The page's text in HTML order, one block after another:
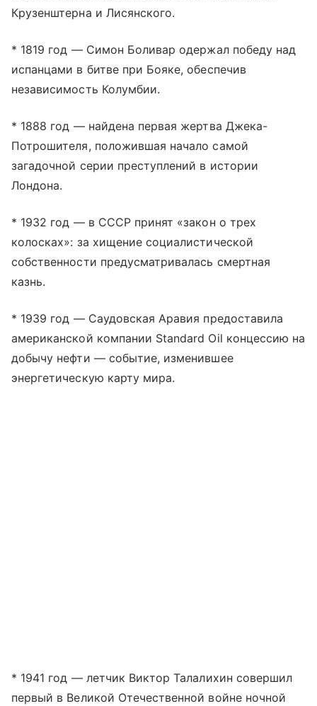
Крузенштерна и Лисянского.
* 1819 год — Симон Боливар одержал победу над
испанцами в битве при Бояке, обеспечив
независимость Колумбии.
* 1888 год — найдена первая жертва Джека-
Потрошителя, положившая начало самой
загадочной серии преступлений в истории
Лондона.
* 1932 год — в СССР принят «закон о трех
колосках»: за хищение социалистической
собственности предусматривалась смертная
казнь.
* 1939 год — Саудовская Аравия предоставила
американской компании Standard Oil концессию на
добычу нефти — событие, изменившее
энергетическую карту мира.
* 1941 год — летчик Виктор Талалихин совершил
первый в Великой Отечественной войне ночной